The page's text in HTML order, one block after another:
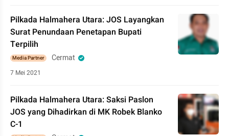
Pilkada Halmahera Utara: JOS Layangkan
Surat Penundaan Penetapan Bupati
Terpilih
Media Partner Cermat
7 Mei 2021
Pilkada Halmahera Utara: Saksi Paslon
JOS yang Dihadirkan di MK Robek Blanko
C-1